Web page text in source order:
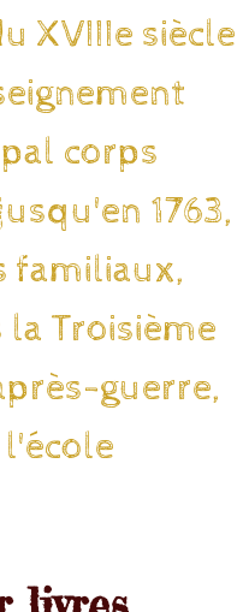
XVIIIe siècle
corps
1763,
familiaux,
Troisième
guerre,